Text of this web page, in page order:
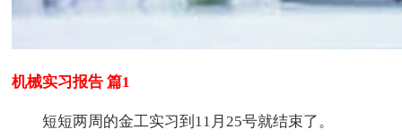
机械实习报告 篇1
短短两周的金工实习到11月25号就结束了。